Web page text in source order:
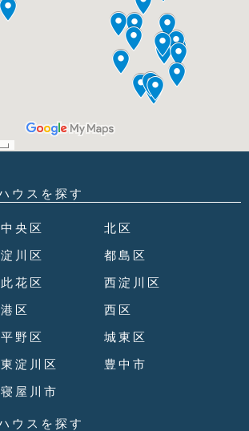
ウスを探す
中央区
北区
淀川区
都島区
此花区
西淀川区
港区
西区
平野区
城東区
東淀川区
豊中市
寝屋川市
ウスを探す